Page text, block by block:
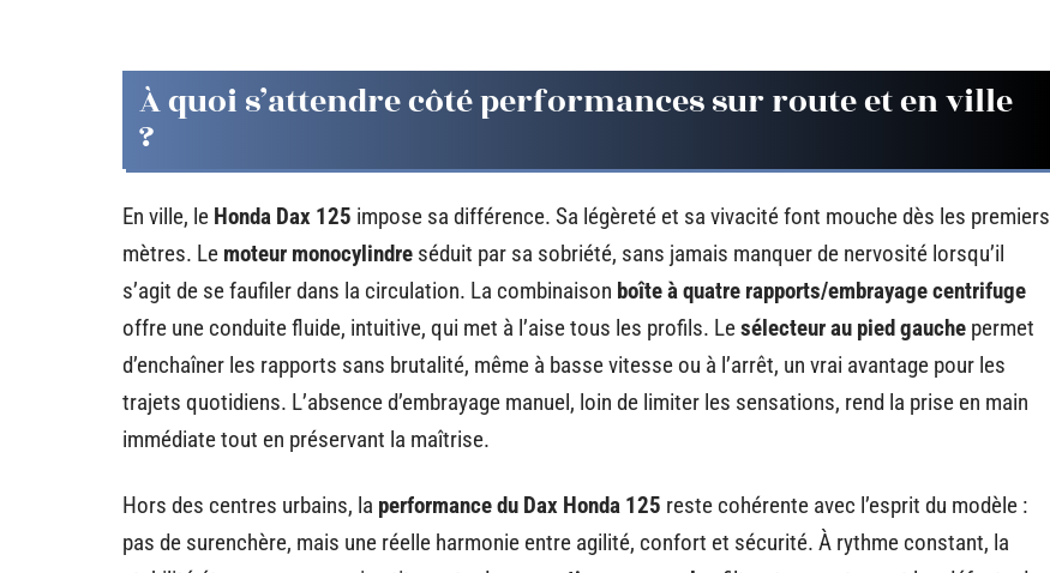
À quoi s’attendre côté performances sur route et en ville
?
En ville, le Honda Dax 125 impose sa différence. Sa légèreté et sa vivacité font mouche dès les premiers
mètres. Le moteur monocylindre séduit par sa sobriété, sans jamais manquer de nervosité lorsqu’il
s’agit de se faufiler dans la circulation. La combinaison boîte à quatre rapports/embrayage centrifuge
offre une conduite fluide, intuitive, qui met à l’aise tous les profils. Lesélecteur au pied gauche permet
d’enchaîner les rapports sans brutalité, même à basse vitesse ou à l’arrêt, un vrai avantage pour les
trajets quotidiens. L’absence d’embrayage manuel, loin de limiter les sensations, rend la prise en main
immédiate tout en préservant la maîtrise.
Hors des centres urbains, la performance du Dax Honda 125 reste cohérente avec l’esprit du modèle :
pas de surenchère, mais une réelle harmonie entre agilité, confort et sécurité. À rythme constant, la